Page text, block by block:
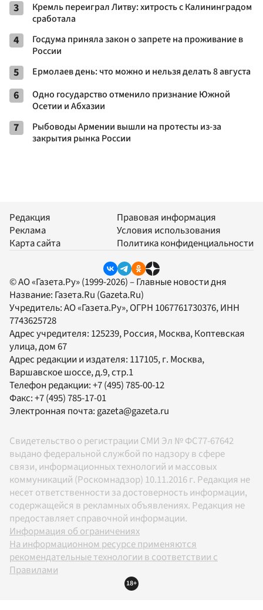
3
Кремль переиграл Литву: хитрость с Калининградом
сработала
4
Госдума приняла закон о запрете на проживание в
России
5 Ермолаев день: что можно и нельзя делать 8 августа
6
Одно государство отменило признание Южной
Осетии и Абхазии
7
Рыбоводы Армении вышли на протесты из-за
закрытия рынка России
Редакция
Реклама
Карта сайта
Правовая информация
Условия использования
Политика конфиденциальности
© АО «Газета.Ру» (1999-2026) – Главные новости дня
Название: Газета.Ru (Gazeta.Ru)
Учредитель:АО «Газета.Ру», ОГРН 1067761730376, ИНН
7743625728
Адрес учредителя: 125239, Россия, Москва, Коптевская
улица, дом 67
Адрес редакции и издателя: 117105, г. Москва,
Варшавское шоссе, д.9, стр.1
Телефон редакции:+7 (495) 785-00-12
Факс:+7 (495) 785-17-01
Электронная почта:gazeta@gazeta.ru
Свидетельство о регистрации СМИ Эл № ФС77-67642
выдано федеральной службой по надзору в сфере
связи, информационных технологий и массовых
коммуникаций (Роскомнадзор) 10.11.2016 г. Редакция не
несет ответственности за достоверность информации,
содержащейся в рекламных объявлениях. Редакция не
предоставляет справочной информации.
Информация об ограничениях
На информационном ресурсе применяются
рекомендательные технологии в соответствии с
Правилами
18+